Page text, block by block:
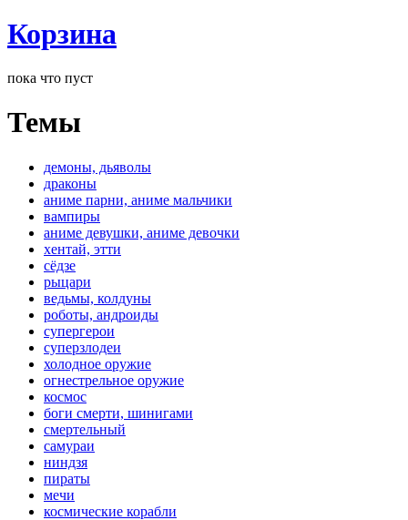
Корзина
пока что пуст
Темы
демоны, дьяволы
драконы
аниме парни, аниме мальчики
вампиры
аниме девушки, аниме девочки
хентай, этти
сёдзе
рыцари
ведьмы, колдуны
роботы, андроиды
супергерои
суперзлодеи
холодное оружие
огнестрельное оружие
космос
боги смерти, шинигами
смертельный
самураи
ниндзя
пираты
мечи
космические корабли